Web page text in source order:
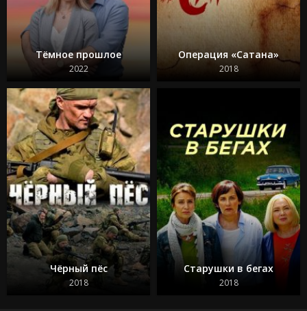
Тёмное прошлое
2022
Операция «Сатана»
2018
Чёрный пёс
2018
Старушки в бегах
2018